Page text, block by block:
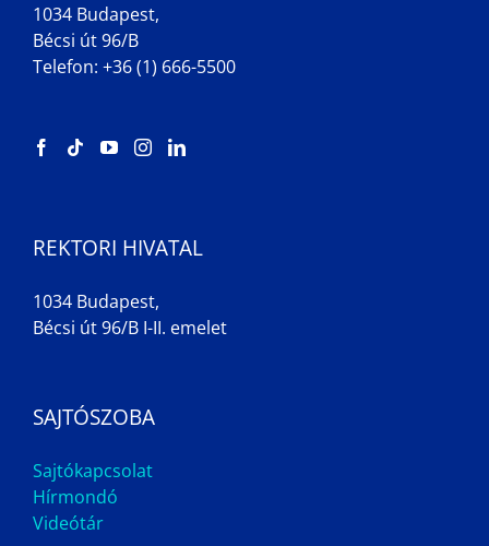
1034 Budapest,
Bécsi út 96/B
Telefon: +36 (1) 666-5500
REKTORI HIVATAL
1034 Budapest,
Bécsi út 96/B I-II. emelet
SAJTÓSZOBA
Sajtókapcsolat
Hírmondó
Videótár